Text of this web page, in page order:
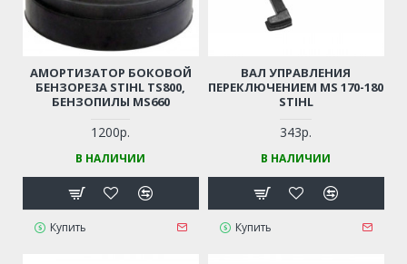
АМОРТИЗАТОР БОКОВОЙ
БЕНЗОРЕЗА STIHL TS800,
БЕНЗОПИЛЫ MS660
1200р.
В НАЛИЧИИ
Купить
ВАЛ УПРАВЛЕНИЯ
ПЕРЕКЛЮЧЕНИЕМ MS 170-180
STIHL
343р.
В НАЛИЧИИ
Купить